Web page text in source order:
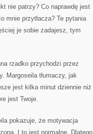
nie patrzy? Co naprawdę jest
mnie przytłacza? Te pytania
je sobie zadajesz, tym
rzadko przychodzi przez
Margoseila tłumaczy, jak
jest kilka minut dziennie niż
jest Twoje.
pokazuje, że motywacja
I to jest normalne. Dlatego